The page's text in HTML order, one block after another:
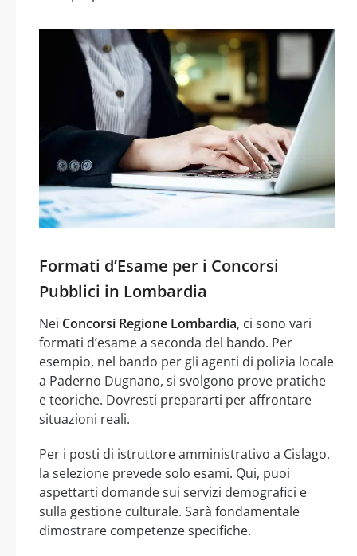
Formati d’Esame per i Concorsi
Pubblici in Lombardia
Nei Concorsi Regione Lombardia, ci sono vari
formati d’esame a seconda del bando. Per
esempio, nel bando per gli agenti di polizia locale
a Paderno Dugnano, si svolgono prove pratiche
e teoriche. Dovresti prepararti per affrontare
situazioni reali.
Per i posti di istruttore amministrativo a Cislago,
la selezione prevede solo esami. Qui, puoi
aspettarti domande sui servizi demografici e
sulla gestione culturale. Sarà fondamentale
dimostrare competenze specifiche.